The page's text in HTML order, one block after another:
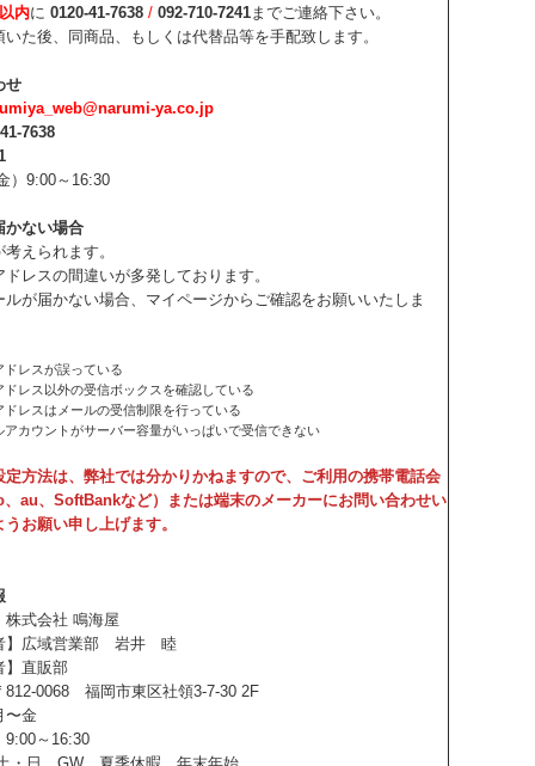
内に 0120-41-7638 / 092-710-7241までご連絡下さい。
た後、同商品、もしくは代替品等を手配致します。
せ
ya.co.jp
7638
）9:00～16:30
ない場合
えられます。
レスの間違いが多発しております。
ルが届かない場合、マイページからご確認をお願いいたしま
ドレスが誤っている
ドレス以外の受信ボックスを確認している
ドレスはメールの受信制限を行っている
アカウントがサーバー容量がいっぱいで受信できない
定方法は、弊社では分かりかねますので、ご利用の携帯電話会
au、SoftBankなど）または端末のメーカーにお問い合わせい
お願い申し上げます。
株式会社 鳴海屋
】広域営業部 岩井 睦
】直販部
812-0068 福岡市東区社領3-7-30 2F
〜金
9:00～16:30